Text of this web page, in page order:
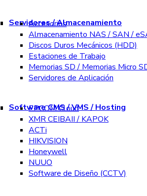
Servidores / Almacenamiento
Accesorios
Almacenamiento NAS / SAN /
Discos Duros Mecánicos (HDD)
Estaciones de Trabajo
Memorias SD / Memorias Micro
Servidores de Aplicación
Software CMS / VMS / Hosting
EPCOM Cloud
XMR CEIBAII / KAPOK
ACTi
HIKVISION
Honeywell
NUUO
Software de Diseño (CCTV)